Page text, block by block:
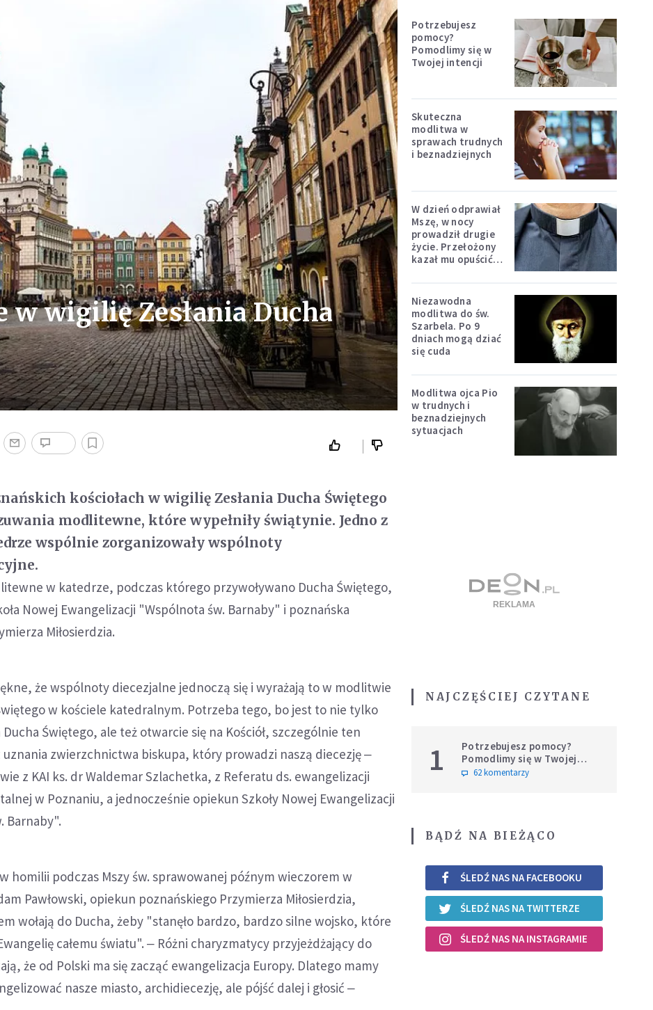
w wigilię Zesłania Ducha
kościołach w wigilię Zesłania Ducha Świętego
modlitewne, które wypełniły świątynie. Jedno z
wspólnie zorganizowały wspólnoty
w katedrze, podczas którego przywoływano Ducha Świętego,
Nowej Ewangelizacji "Wspólnota św. Barnaby" i poznańska
Miłosierdzia.
że wspólnoty diecezjalne jednoczą się i wyrażają to w modlitwie
w kościele katedralnym. Potrzeba tego, bo jest to nie tylko
Świętego, ale też otwarcie się na Kościół, szczególnie ten
uznania zwierzchnictwa biskupa, który prowadzi naszą diecezję ‒
z KAI ks. dr Waldemar Szlachetka, z Referatu ds. ewangelizacji
w Poznaniu, a jednocześnie opiekun Szkoły Nowej Ewangelizacji
Barnaby".
homilii podczas Mszy św. sprawowanej późnym wieczorem w
Pawłowski, opiekun poznańskiego Przymierza Miłosierdzia,
wołają do Ducha, żeby "stanęło bardzo, bardzo silne wojsko, które
całemu światu". ‒ Różni charyzmatycy przyjeżdżający do
że od Polski ma się zacząć ewangelizacja Europy. Dlatego mamy
nasze miasto, archidiecezję, ale pójść dalej i głosić ‒
Potrzebujesz
pomocy?
Pomodlimy się w
Twojej intencji
Skuteczna
modlitwa w
sprawach trudnych
i beznadziejnych
W dzień odprawiał
Mszę, w nocy
prowadził drugie
życie. Przełożony
kazał mu opuścić
Niezawodna
modlitwa do św.
Szarbela. Po 9
dniach mogą dziać
się cuda
Modlitwa ojca Pio
w trudnych i
beznadziejnych
sytuacjach
NAJCZĘŚCIEJ CZYTANE
1
Potrzebujesz pomocy?
Pomodlimy się w Twojej
intencji
62 komentarzy
BĄDŹ NA BIEŻĄCO
ŚLEDŹ NAS NA FACEBOOKU
ŚLEDŹ NAS NA TWITTERZE
ŚLEDŹ NAS NA INSTAGRAMIE